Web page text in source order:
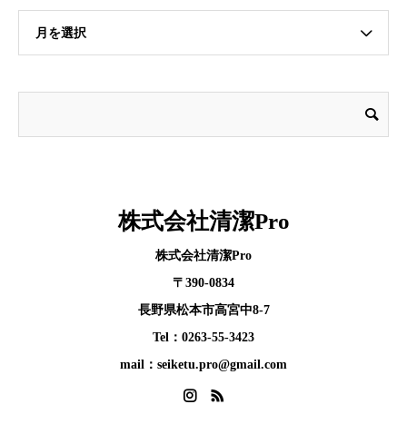
月を選択
株式会社清潔Pro
株式会社清潔Pro
〒390-0834
長野県松本市高宮中8-7
Tel：0263-55-3423
mail：seiketu.pro@gmail.com